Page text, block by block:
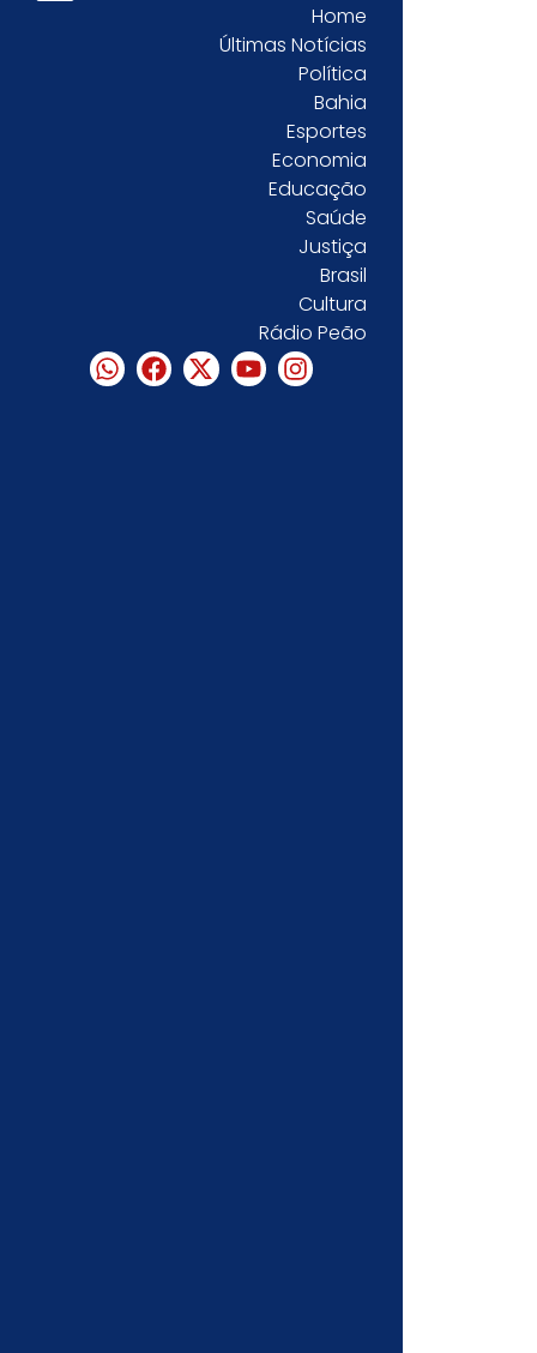
Home
Últimas Notícias
Política
Bahia
Esportes
Economia
Educação
Saúde
Justiça
Brasil
Cultura
Rádio Peão